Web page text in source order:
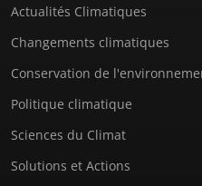
Actualités Climatiques
Changements climatiques
Conservation de
Politique climatique
Sciences du Climat
Solutions et Actions